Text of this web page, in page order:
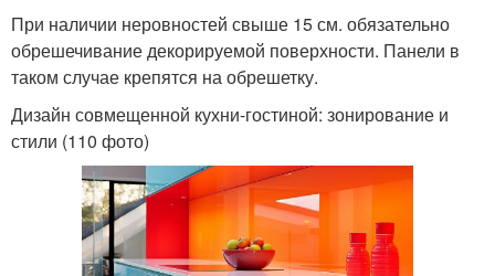
При наличии неровностей свыше 15 см. обязательно
обрешечивание декорируемой поверхности. Панели в
таком случае крепятся на обрешетку.
Дизайн совмещенной кухни-гостиной: зонирование и
стили (110 фото)